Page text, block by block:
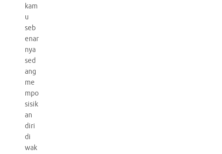
kam
u
seb
enar
nya
sed
ang
me
mpo
sisik
an
diri
di
wak